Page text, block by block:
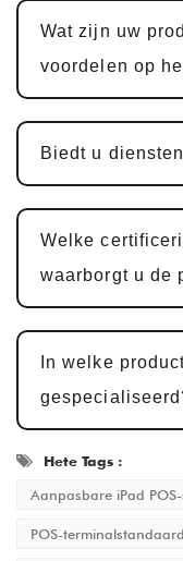
doorgaans
Wij bieden
Na
zodat elk
Levering
de
normaal
Wat zijn uw
voordelen op
Biedt u
Welke
waarborgt u de
In welke
Hete Tags :
Aanpasbare iPad
POS-